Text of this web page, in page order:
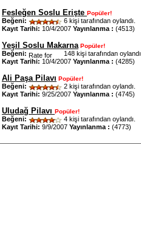
Fesleğen Soslu Erişte Popüler!
Beğeni:
6 kişi tarafından oylandı.
Kayıt Tarihi: 10/4/2007 Yayınlanma : (4513)
Yeşil Soslu Makarna Popüler!
Beğeni:
148 kişi tarafından oylandı.
Kayıt Tarihi: 10/4/2007 Yayınlanma : (4285)
Ali Paşa Pilavı Popüler!
Beğeni:
2 kişi tarafından oylandı.
Kayıt Tarihi: 9/25/2007 Yayınlanma : (4745)
Uludağ Pilavı Popüler!
Beğeni:
4 kişi tarafından oylandı.
Kayıt Tarihi: 9/9/2007 Yayınlanma : (4773)